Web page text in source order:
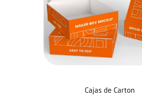
Cajas de Carton